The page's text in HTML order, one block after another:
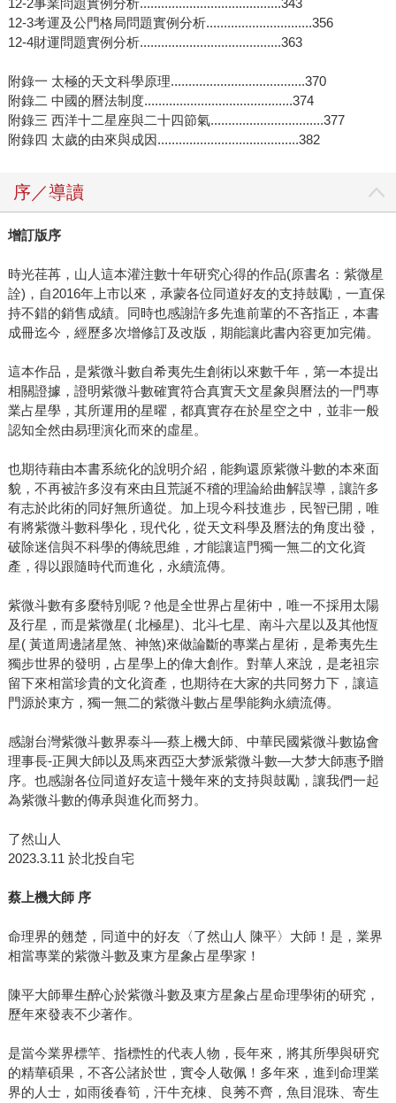
12-2事業問題實例分析........................................343
12-3考運及公門格局問題實例分析..............................356
12-4財運問題實例分析........................................363
附錄一 太極的天文科學原理......................................370
附錄二 中國的曆法制度..........................................374
附錄三 西洋十二星座與二十四節氣................................377
附錄四 太歲的由來與成因........................................382
序／導讀
增訂版序
時光荏苒，山人這本灌注數十年研究心得的作品(原書名：紫微星
詮)，自2016年上市以來，承蒙各位同道好友的支持鼓勵，一直保
持不錯的銷售成績。同時也感謝許多先進前輩的不吝指正，本書
成冊迄今，經歷多次增修訂及改版，期能讓此書內容更加完備。
這本作品，是紫微斗數自希夷先生創術以來數千年，第一本提出
相關證據，證明紫微斗數確實符合真實天文星象與曆法的一門專
業占星學，其所運用的星曜，都真實存在於星空之中，並非一般
認知全然由易理演化而來的虛星。
也期待藉由本書系統化的說明介紹，能夠還原紫微斗數的本來面
貌，不再被許多沒有來由且荒誕不稽的理論給曲解誤導，讓許多
有志於此術的同好無所適從。加上現今科技進步，民智已開，唯
有將紫微斗數科學化，現代化，從天文科學及曆法的角度出發，
破除迷信與不科學的傳統思維，才能讓這門獨一無二的文化資
產，得以跟隨時代而進化，永續流傳。
紫微斗數有多麼特別呢？他是全世界占星術中，唯一不採用太陽
及行星，而是紫微星( 北極星)、北斗七星、南斗六星以及其他恆
星( 黃道周邊諸星煞、神煞)來做論斷的專業占星術，是希夷先生
獨步世界的發明，占星學上的偉大創作。對華人來說，是老祖宗
留下來相當珍貴的文化資產，也期待在大家的共同努力下，讓這
門源於東方，獨一無二的紫微斗數占星學能夠永續流傳。
感謝台灣紫微斗數界泰斗―蔡上機大師、中華民國紫微斗數協會
理事長-正興大師以及馬來西亞大梦派紫微斗數―大梦大師惠予贈
序。也感謝各位同道好友這十幾年來的支持與鼓勵，讓我們一起
為紫微斗數的傳承與進化而努力。
了然山人
2023.3.11 於北投自宅
蔡上機大師 序
命理界的翹楚，同道中的好友〈了然山人 陳平〉大師！是，業界
相當專業的紫微斗數及東方星象占星學家！
陳平大師畢生醉心於紫微斗數及東方星象占星命理學術的研究，
歷年來發表不少著作。
是當今業界標竿、指標性的代表人物，長年來，將其所學與研究
的精華碩果，不吝公諸於世，實令人敬佩！多年來，進到命理業
界的人士，如雨後春筍，汗牛充棟、良莠不齊，魚目混珠、寄生